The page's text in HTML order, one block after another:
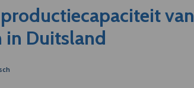
van
Duitsland